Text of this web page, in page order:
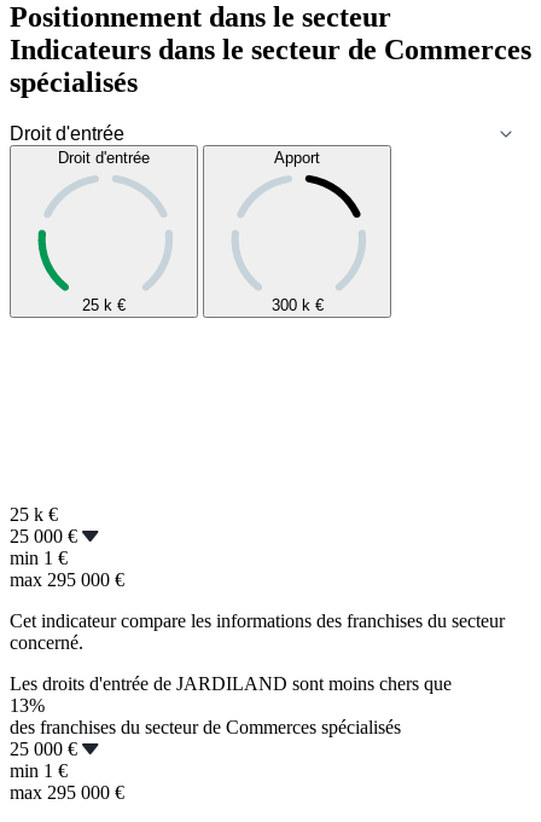
Positionnement dans le secteur
Indicateurs dans le secteur de Commerces
spécialisés
Droit d'entrée
25 k €
Apport
300 k €
25 k €
25 000 €
min 1 €
max 295 000 €
Cet indicateur compare les informations des franchises du secteur
concerné.
Les droits d'entrée de JARDILAND sont moins chers que
13%
des franchises du secteur de Commerces spécialisés
25 000 €
min 1 €
max 295 000 €